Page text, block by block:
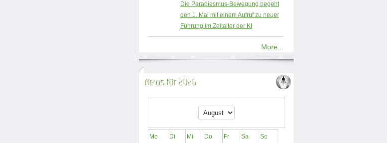
Die Paradiesmus-Bewegung begeht
den 1. Mai mit einem Aufruf zu neuer
Führung im Zeitalter der KI
More...
News für 2026
Mo Di Mi Do Fr Sa
So